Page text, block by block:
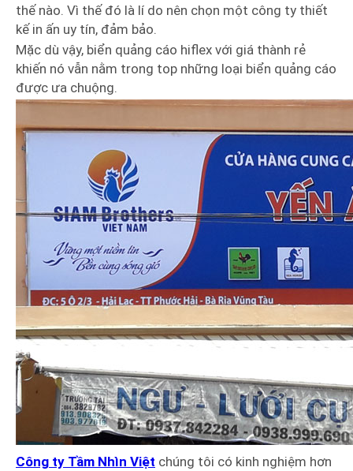
thế nào. Vì thế đó là lí do nên chọn một công ty thiết
kế in ấn uy tín, đảm bảo.
Mặc dù vậy, biển quảng cáo hiflex với giá thành rẻ
khiến nó vẫn nằm trong top những loại biển quảng cáo
được ưa chuộng.
Công ty Tầm Nhìn Việt chúng tôi có kinh nghiệm hơn